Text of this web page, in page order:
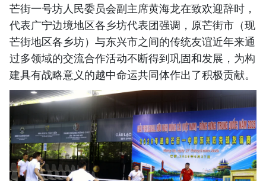
芒街一号坊人民委员会副主席黄海龙在致欢迎辞时，
代表广宁边境地区各乡坊代表团强调，原芒街市（现
芒街地区各乡坊）与东兴市之间的传统友谊近年来通
过多领域的交流合作活动不断得到巩固和发展，为构
建具有战略意义的越中命运共同体作出了积极贡献。